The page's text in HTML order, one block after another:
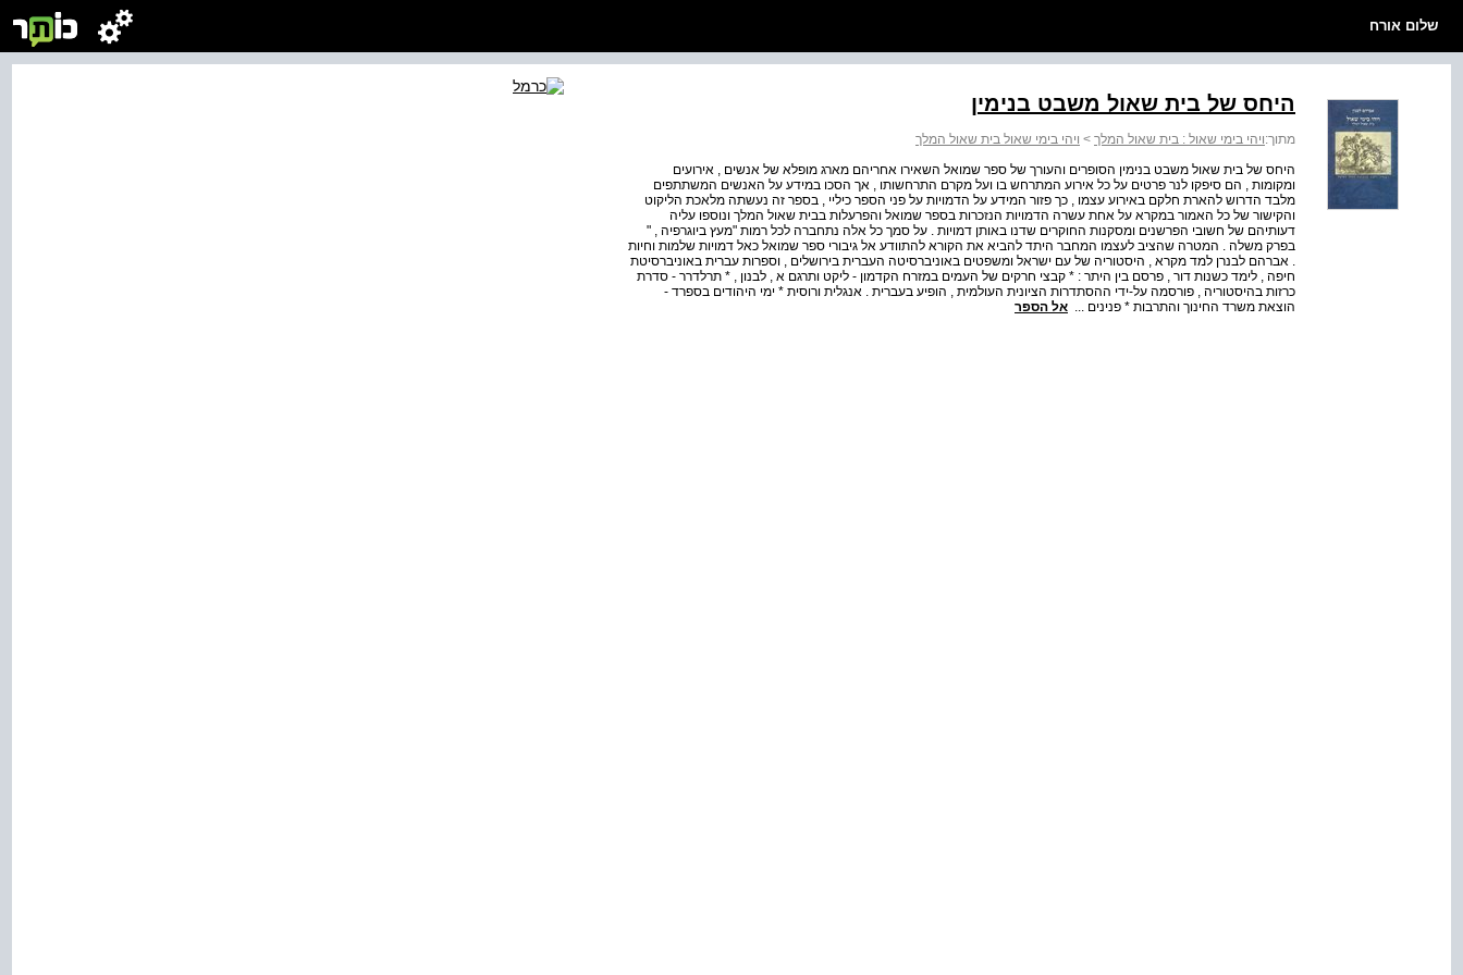
שלום אורח
היחס של בית שאול משבט בנימין
מתוך:ויהי בימי שאול : בית שאול המלך > ויהי בימי שאול בית שאול המלך
היחס של בית שאול משבט בנימין הסופרים והעורך של ספר שמואל השאירו אחריהם מארג מופלא של אנשים , אירועים
ומקומות , הם סיפקו לנר פרטים על כל אירוע המתרחש בו ועל מקרם התרחשותו , אך הסכו במידע על האנשים המשתתפים
מלבד הדרוש להארת חלקם באירוע עצמו , כך פזור המידע על הדמויות על פני הספר כיליי , בספר זה נעשתה מלאכת הליקוט
והקישור של כל האמור במקרא על אחת עשרה הדמויות הנזכרות בספר שמואל והפרעלות בבית שאול המלך ונוספו עליה
דעותיהם של חשובי הפרשנים ומסקנות החוקרים שדנו באותן דמויות . על סמך כל אלה נתחברה לכל רמות "מעץ ביוגרפיה , "
בפרק משלה . המטרה שהציב לעצמו המחבר היתד להביא את הקורא להתוודע אל גיבורי ספר שמואל כאל דמויות שלמות וחיות
. אברהם לבנרן למד מקרא , היסטוריה של עם ישראל ומשפטים באוניברסיטה העברית בירושלים , וספרות עברית באוניברסיטת
חיפה , לימד כשנות דור , פרסם בין היתר : * קבצי חרקים של העמים במזרח הקדמון - ליקט ותרגם א , לבנון , * תרלדרר - סדרת
כרזות בהיסטוריה , פורסמה על-ידי ההסתדרות הציונית העולמית , הופיע בעברית . אנגלית ורוסית * ימי היהודים בספרד -
הוצאת משרד החינוך והתרבות * פנינים ... אל הספר